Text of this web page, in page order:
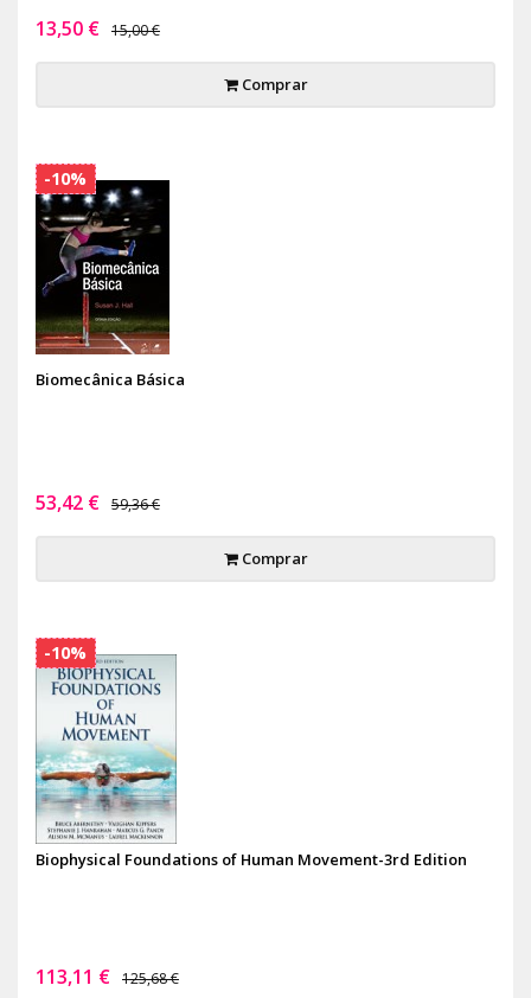
13,50 € 15,00 €
Comprar
Biomecânica Básica
53,42 € 59,36 €
Comprar
-10%
Biophysical Foundations of Human Movement-3rd Edition
113,11 € 125,68 €
-10%